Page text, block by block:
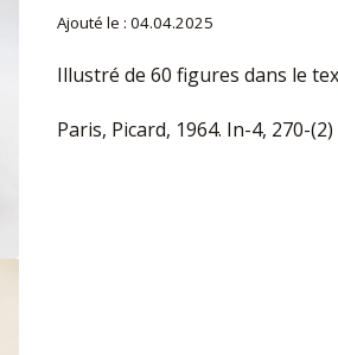
Ajouté le : 04.04.2025
Illustré de 60 figures dans le
Paris, Picard, 1964. In-4, 270-